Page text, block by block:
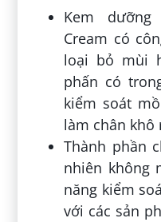
Kem dưỡng
Cream có
loại bỏ mùi
phấn có
kiểm soát
làm chân khô
Thành phần
nhiên không
năng kiểm
với các sản